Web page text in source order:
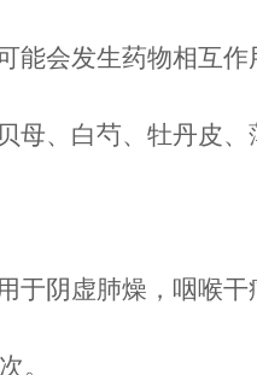
能会发生药物相互
母、白芍、牡丹皮
于阴虚肺燥，咽喉
。